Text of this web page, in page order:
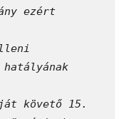
ezért
követő 15.